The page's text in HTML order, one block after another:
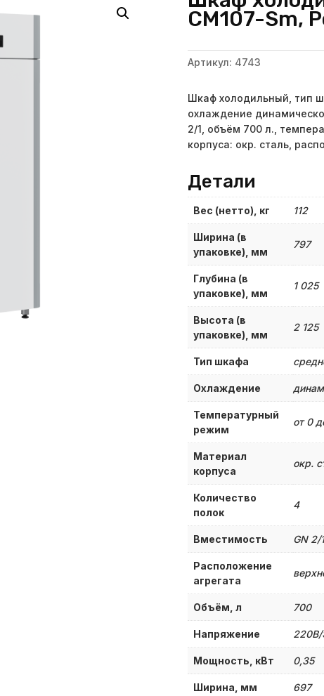
CM107-Sm,
Артикул: 4743
Шкаф холодильный, тип
охлаждение
2/1, объём 700 л.,
корпуса: окр. сталь,
Детали
Вес (нетто), кг 112
Ширина (в
упаковке), мм
797
Глубина (в
упаковке), мм
1 025
Высота (в
упаковке), мм
2 125
Тип шкафа
Охлаждение
Температурный
режим
от 0
Материал
корпуса
окр.
Количество
полок
4
Вместимость GN 2/1
Расположение
агрегата
Объём, л 700
Напряжение
Мощность, кВт 0,35
Ширина, мм 697